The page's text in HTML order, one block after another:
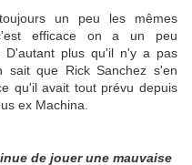
un peu les mêmes
efficace on a un peu
D'autant plus qu'il n'y a pas
sait que Rick Sanchez s'en
qu'il avait tout prévu depuis
ex Machina.
de jouer une mauvaise